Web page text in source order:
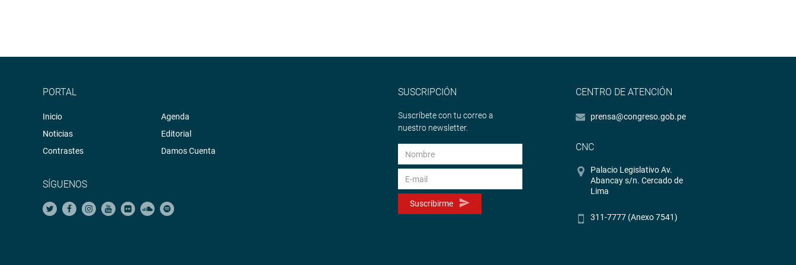
PORTAL
Inicio
Noticias
Contrastes
Agenda
Editorial
Damos Cuenta
SÍGUENOS
SUSCRIPCIÓN
Suscríbete con tu correo a
nuestro newsletter.
Suscribirme
CENTRO DE ATENCIÓN
prensa@congreso.gob.pe
CNC
Palacio Legislativo Av.
Abancay s/n. Cercado de
Lima
311-7777 (Anexo 7541)